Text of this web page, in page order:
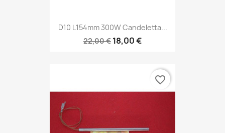
D10 L154mm 300W Candeletta...
22,00 € 18,00 €
favorite_border